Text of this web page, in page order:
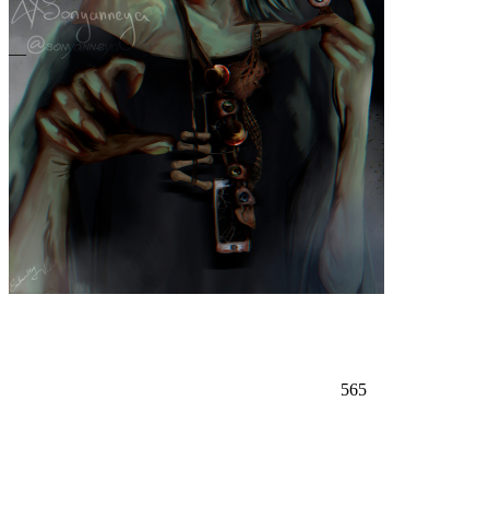
—
565